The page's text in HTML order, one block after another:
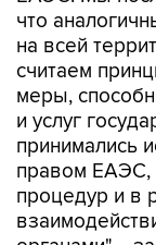
считаем
меры,
и услуг
принимались
правом ЕАЭС,
процедур и в
органами", -